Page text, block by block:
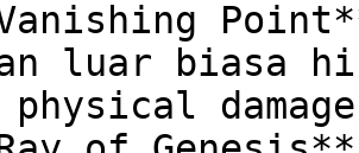
luar biasa
physical